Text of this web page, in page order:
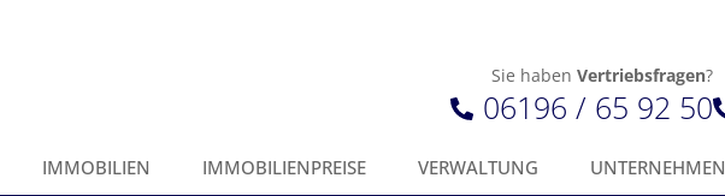
Sie haben Vertriebsfragen?
06196 / 65 92 50
IMMOBILIEN IMMOBILIENPREISE VERWALTUNG UNTERNEHMEN